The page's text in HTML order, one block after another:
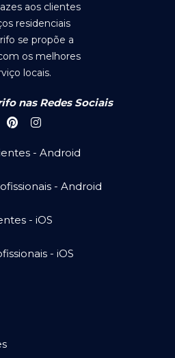
aos clientes
residenciais
se propõe a
os melhores
locais.
nas Redes Sociais
- Android
- Android
- iOS
- iOS